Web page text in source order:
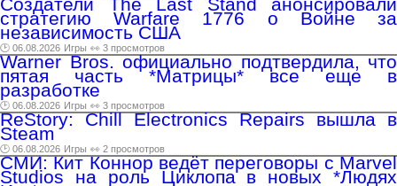
Создатели The Last Stand анонсировали
стратегию Warfare 1776 о Войне за
независимость США
🕑 06.08.2026 Игры 👀 3 просмотров
Warner Bros. официально подтвердила, что
пятая часть *Матрицы* все еще в
разработке
🕑 06.08.2026 Игры 👀 3 просмотров
ReStory: Chill Electronics Repairs вышла в
Steam
🕑 06.08.2026 Игры 👀 2 просмотров
СМИ: Кит Коннор ведёт переговоры с Marvel
Studios на роль Циклопа в новых *Людях